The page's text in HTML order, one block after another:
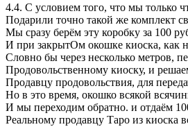
4.4. С условием того, что мы только
Подарили точно такой же комплект
Мы сразу берём эту коробку за 100
И при закрытОм окошке киоска, как
Словно бы через несколько метров,
Продовольственному киоску, и
Продавцу продовольствия, для
Но в это время, окошко всякой
И мы переходим обратно. и отдаём
Реальному продавцу Таро из киоска